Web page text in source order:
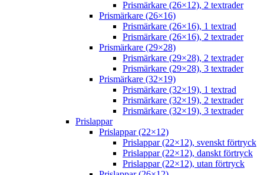
Prismärkare (26×12), 2 textrader
Prismärkare (26×16)
Prismärkare (26×16), 1 textrad
Prismärkare (26×16), 2 textrader
Prismärkare (29×28)
Prismärkare (29×28), 2 textrader
Prismärkare (29×28), 3 textrader
Prismärkare (32×19)
Prismärkare (32×19), 1 textrad
Prismärkare (32×19), 2 textrader
Prismärkare (32×19), 3 textrader
Prislappar
Prislappar (22×12)
Prislappar (22×12), svenskt förtryck
Prislappar (22×12), danskt förtryck
Prislappar (22×12), utan förtryck